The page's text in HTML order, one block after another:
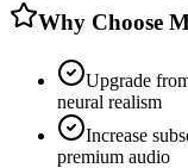
Why Choose
Upgrade
neural realism
Increase
premium audio